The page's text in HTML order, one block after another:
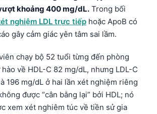
khoảng 400 mg/dL. Trong bối
nghiệm LDL trực tiếp hoặc ApoB có
gây cảm giác yên tâm sai lầm.
chạy bộ 52 tuổi từng đến phòng
về HDL-C 82 mg/dL, nhưng LDL-C
196 mg/dL ở hai lần xét nghiệm riêng
được “cân bằng lại” bởi HDL; nó
xem xét nghiêm túc về tiền sử gia